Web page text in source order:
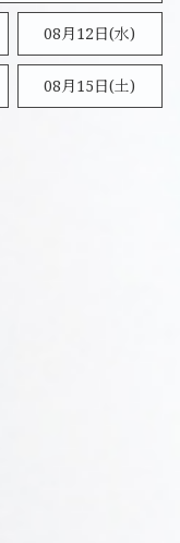
08月12日(水)
08月15日(土)